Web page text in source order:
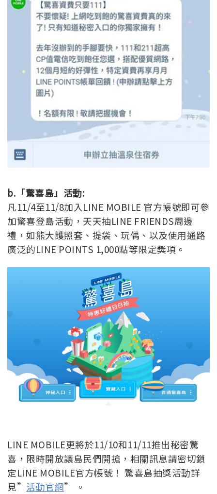
b.「驚喜島」活動:
凡11/4至11/8加入LINE MOBILE 官方帳號即可參
加驚喜登島活動，天天抽LINE FRIENDS周邊
禮，如熊大護照套、提袋、玩偶、以及使用通路
廣泛的LINE POINTS 1,000點等限定獎項。
LINE MOBILE更將於11/10和11/11推出秘密驚
喜，限時開放讓島民們開搶，相關訊息請密切鎖
定LINE MOBILE官方帳號！ 驚喜島抽獎活動詳
見” 活動官網” 。